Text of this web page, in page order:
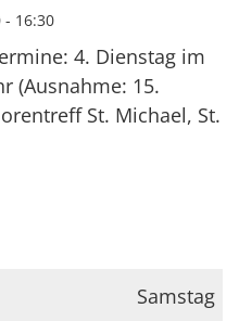
- 16:30
4. Dienstag im
(Ausnahme: 15.
St. Michael, St.
Samstag